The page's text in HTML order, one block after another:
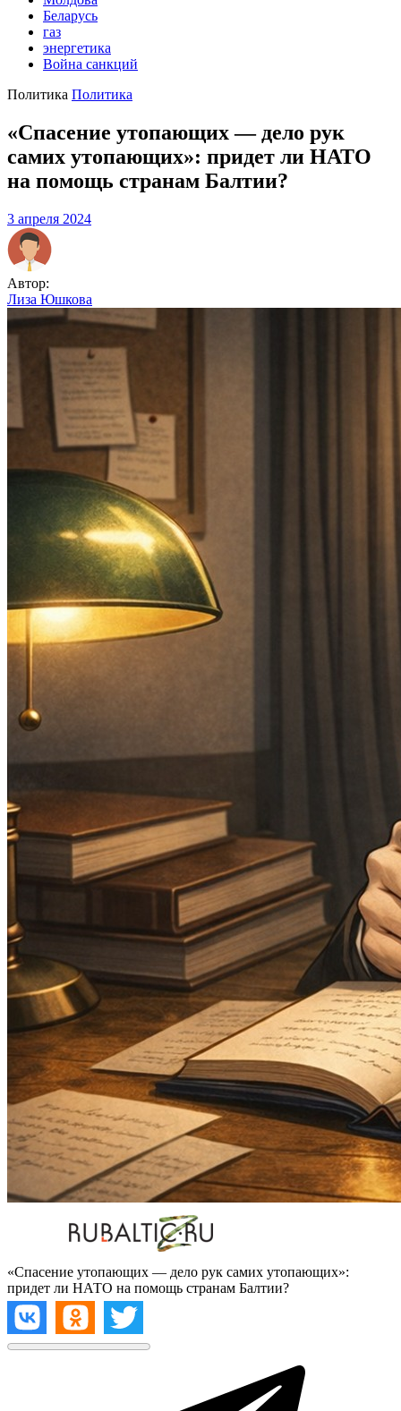
Беларусь
газ
энергетика
Война санкций
Политика Политика
«Спасение утопающих — дело рук
самих утопающих»: придет ли НАТО
на помощь странам Балтии?
3 апреля 2024
Автор:
Лиза Юшкова
«Спасение утопающих — дело рук самих утопающих»:
придет ли НАТО на помощь странам Балтии?